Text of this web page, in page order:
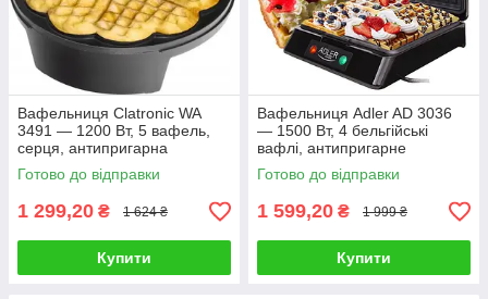
Вафельниця Clatronic WA
3491 — 1200 Вт, 5 вафель,
серця, антипригарна
Готово до відправки
1 299,20 ₴ 1 624 ₴
Купити
Вафельниця Adler AD 3036
— 1500 Вт, 4 бельгійські
вафлі, антипригарне
покриття
Готово до відправки
1 599,20 ₴ 1 999 ₴
Купити